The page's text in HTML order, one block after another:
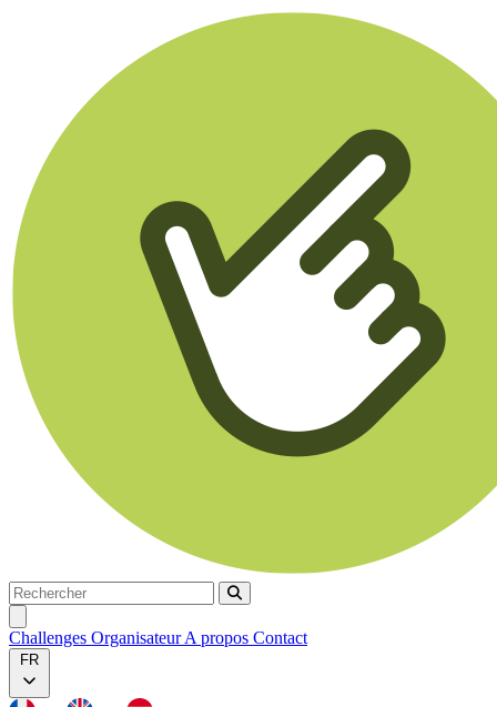
Rechercher
Rechercher
Challenges OrganisateurA propos Contact
FR